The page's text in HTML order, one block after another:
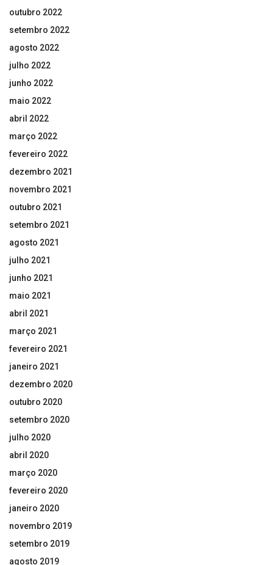
outubro 2022
setembro 2022
agosto 2022
julho 2022
junho 2022
maio 2022
abril 2022
março 2022
fevereiro 2022
dezembro 2021
novembro 2021
outubro 2021
setembro 2021
agosto 2021
julho 2021
junho 2021
maio 2021
abril 2021
março 2021
fevereiro 2021
janeiro 2021
dezembro 2020
outubro 2020
setembro 2020
julho 2020
abril 2020
março 2020
fevereiro 2020
janeiro 2020
novembro 2019
setembro 2019
agosto 2019